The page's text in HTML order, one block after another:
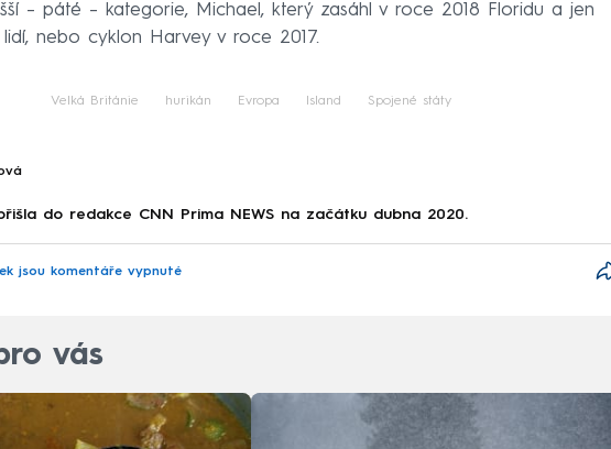
– páté – kategorie, Michael, který zasáhl v roce 2018 Floridu a jen
nebo cyklon Harvey v roce 2017.
Velká Británie hurikán Evropa Island Spojené státy
do redakce CNN Prima NEWS na začátku dubna 2020.
jsou komentáře vypnuté
vás